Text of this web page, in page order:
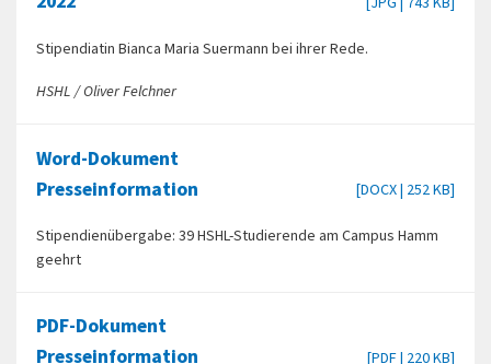
Stipendiatin Bianca Maria Suermann bei ihrer Rede.
HSHL / Oliver Felchner
Word-Dokument
Presseinformation
[DOCX | 252 KB]
Stipendienübergabe: 39 HSHL-Studierende am Campus Hamm
geehrt
PDF-Dokument
Presseinformation
[PDF | 220 KB]